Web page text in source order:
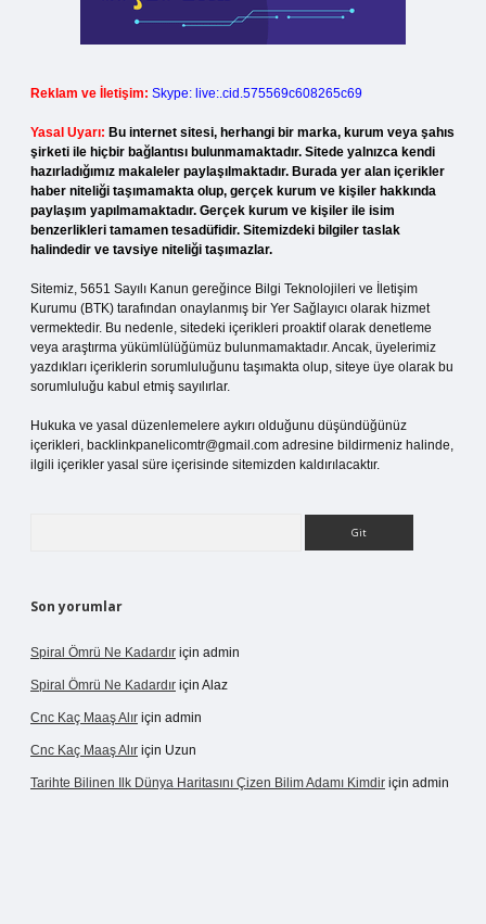
Reklam ve İletişim: Skype: live:.cid.575569c608265c69
Yasal Uyarı: Bu internet sitesi, herhangi bir marka, kurum veya şahıs
şirketi ile hiçbir bağlantısı bulunmamaktadır. Sitede yalnızca kendi
hazırladığımız makaleler paylaşılmaktadır. Burada yer alan içerikler
haber niteliği taşımamakta olup, gerçek kurum ve kişiler hakkında
paylaşım yapılmamaktadır. Gerçek kurum ve kişiler ile isim
benzerlikleri tamamen tesadüfidir. Sitemizdeki bilgiler taslak
halindedir ve tavsiye niteliği taşımazlar.
Sitemiz, 5651 Sayılı Kanun gereğince Bilgi Teknolojileri ve İletişim
Kurumu (BTK) tarafından onaylanmış bir Yer Sağlayıcı olarak hizmet
vermektedir. Bu nedenle, sitedeki içerikleri proaktif olarak denetleme
veya araştırma yükümlülüğümüz bulunmamaktadır. Ancak, üyelerimiz
yazdıkları içeriklerin sorumluluğunu taşımakta olup, siteye üye olarak bu
sorumluluğu kabul etmiş sayılırlar.
Hukuka ve yasal düzenlemelere aykırı olduğunu düşündüğünüz
içerikleri, backlinkpanelicomtr@gmail.com adresine bildirmeniz halinde,
ilgili içerikler yasal süre içerisinde sitemizden kaldırılacaktır.
Son yorumlar
Spiral Ömrü Ne Kadardır için admin
Spiral Ömrü Ne Kadardır için Alaz
Cnc Kaç Maaş Alır için admin
Cnc Kaç Maaş Alır için Uzun
Tarihte Bilinen Ilk Dünya Haritasını Çizen Bilim Adamı Kimdir için admin